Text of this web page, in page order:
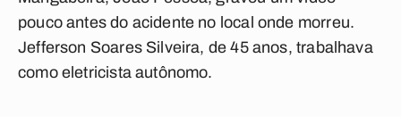
pouco antes do acidente no local onde morreu.
Jefferson Soares Silveira, de 45 anos, trabalhava
como eletricista autônomo.